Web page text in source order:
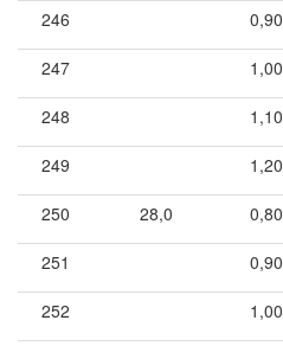
246 0,90
247 1,00
248 1,10
249 1,20
250 28,0 0,80
251 0,90
252 1,00